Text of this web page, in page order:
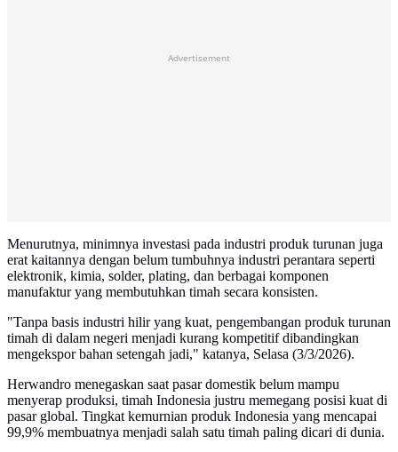
Advertisement
Menurutnya, minimnya investasi pada industri produk turunan juga
erat kaitannya dengan belum tumbuhnya industri perantara seperti
elektronik, kimia, solder, plating, dan berbagai komponen
manufaktur yang membutuhkan timah secara konsisten.
"Tanpa basis industri hilir yang kuat, pengembangan produk turunan
timah di dalam negeri menjadi kurang kompetitif dibandingkan
mengekspor bahan setengah jadi," katanya, Selasa (3/3/2026).
Herwandro menegaskan saat pasar domestik belum mampu
menyerap produksi, timah Indonesia justru memegang posisi kuat di
pasar global. Tingkat kemurnian produk Indonesia yang mencapai
99,9% membuatnya menjadi salah satu timah paling dicari di dunia.